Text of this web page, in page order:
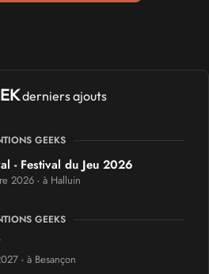
derniers ajouts
GEEKS
- Festival du Jeu 2026
2026 - à Halluin
GEEKS
- à Besançon